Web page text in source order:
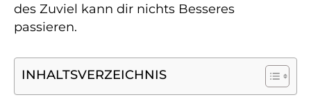
des Zuviel kann dir nichts Besseres
passieren.
INHALTSVERZEICHNIS